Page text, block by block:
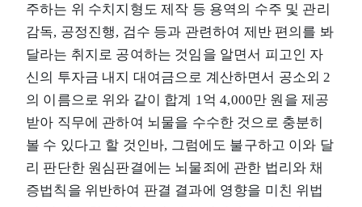
주하는 위 수치지형도 제작 등 용역의 수주 및 관리
감독, 공정진행, 검수 등과 관련하여 제반 편의를 봐
달라는 취지로 공여하는 것임을 알면서 피고인 자
신의 투자금 내지 대여금으로 계산하면서 공소외 2
의 이름으로 위와 같이 합계 1억 4,000만 원을 제공
받아 직무에 관하여 뇌물을 수수한 것으로 충분히
볼 수 있다고 할 것인바, 그럼에도 불구하고 이와 달
리 판단한 원심판결에는 뇌물죄에 관한 법리와 채
증법칙을 위반하여 판결 결과에 영향을 미친 위법